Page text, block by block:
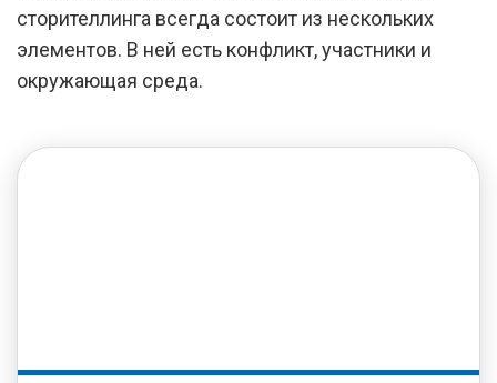
сторителлинга всегда состоит из нескольких
элементов. В ней есть конфликт, участники и
окружающая среда.